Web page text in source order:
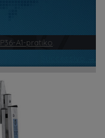
P36-A1-pratiko